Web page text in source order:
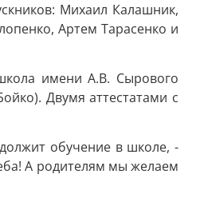
Михаил Калашник,
Артем Тарасенко и
имени А.В. Сырового
Двумя аттестатами с
обучение в школе, -
А родителям мы желаем